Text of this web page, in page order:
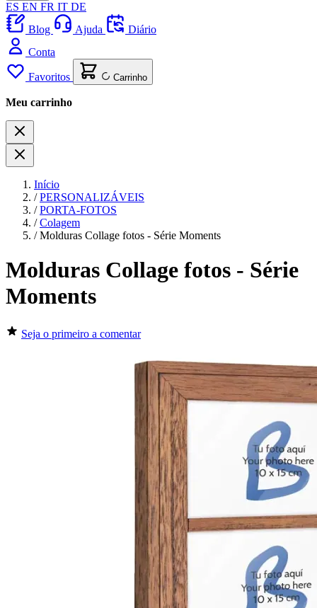
ES EN FR IT DE
Blog
Ajuda
Diário
Conta
Favoritos Carrinho
Meu carrinho
Início
/ PERSONALIZÁVEIS
/ PORTA-FOTOS
/ Colagem
/ Molduras Collage fotos - Série Moments
Molduras Collage fotos - Série
Moments
Seja o primeiro a comentar